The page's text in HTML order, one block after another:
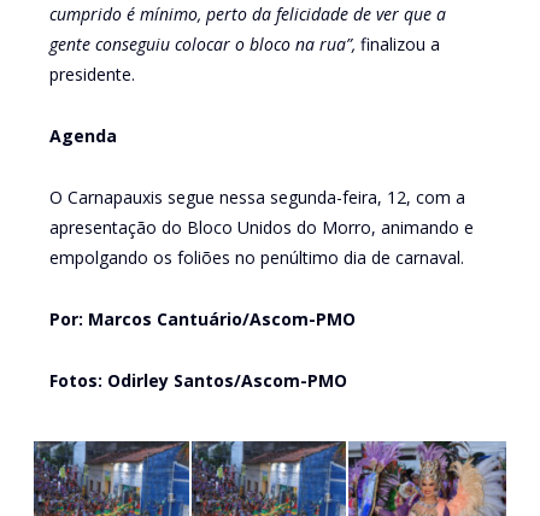
cumprido é mínimo, perto da felicidade de ver que a
gente conseguiu colocar o bloco na rua”, finalizou a
presidente.
Agenda
O Carnapauxis segue nessa segunda-feira, 12, com a
apresentação do Bloco Unidos do Morro, animando e
empolgando os foliões no penúltimo dia de carnaval.
Por: Marcos Cantuário/Ascom-PMO
Fotos: Odirley Santos/Ascom-PMO